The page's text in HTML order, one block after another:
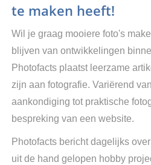
te maken heeft!
Wil je graag mooiere foto's
blijven van ontwikkelingen
Photofacts plaatst leerzame
zijn aan fotografie. Variërend
aankondiging tot praktische
bespreking van een website.
Photofacts bericht dagelijks
uit de hand gelopen hobby